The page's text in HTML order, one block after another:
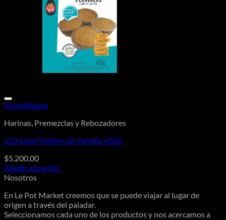
Vista Rápida
Harinas, Premezclas y Rebozadores
123 Listo Muffins de Vainilla 420g
$5.200,00
Añadir al carrito
Nosotros
En Le Pot Market creemos que se puede viajar al lugar de
origen a través del paladar.
Seleccionamos cada uno de los productos y nos acercamos a